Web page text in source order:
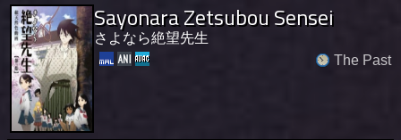
Sayonara Zetsubou Sensei
さよなら絶望先生
The Past